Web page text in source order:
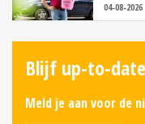
04-08-2026
Blijf up-to-
Meld je aan voor de